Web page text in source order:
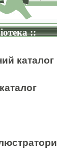
::
каталог